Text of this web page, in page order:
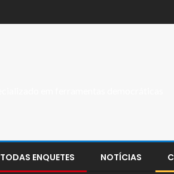
TODAS ENQUETES NOTÍCIAS